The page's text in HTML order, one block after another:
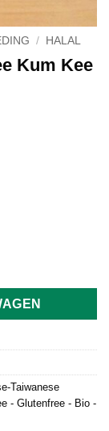
/ HALAL
Kum Kee
aantal
Taiwanese
- Glutenfree - Bio -